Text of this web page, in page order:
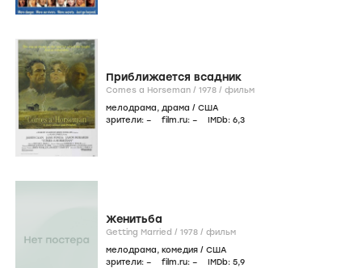
Приближается всадник
Comes a Horseman / 1978 / фильм
мелодрама, драма / США
зрители: – film.ru: – IMDb: 6,3
Женитьба
Getting Married / 1978 / фильм
мелодрама, комедия / США
зрители: – film.ru: – IMDb: 5,9